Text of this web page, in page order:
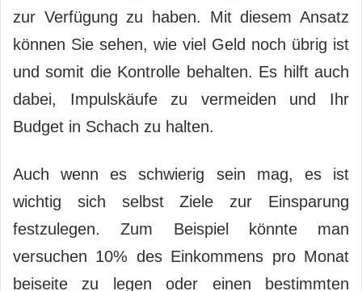
zur Verfügung zu haben. Mit diesem Ansatz
können Sie sehen, wie viel Geld noch übrig ist
und somit die Kontrolle behalten. Es hilft auch
dabei, Impulskäufe zu vermeiden und Ihr
Budget in Schach zu halten.
Auch wenn es schwierig sein mag, es ist
wichtig sich selbst Ziele zur Einsparung
festzulegen. Zum Beispiel könnte man
versuchen 10% des Einkommens pro Monat
beiseite zu legen oder einen bestimmten